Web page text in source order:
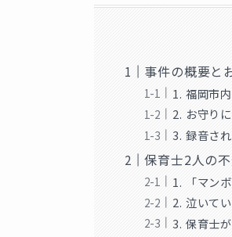
事件の概要と
1. 福岡市
2. お守り
3. 録音さ
保育士2人の
1. 「マン
2. 泣いて
3. 保育士